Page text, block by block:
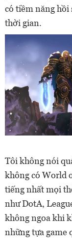
có tiềm năng
thời gian.
Tôi không nói
không có World
tiếng nhất mọi
như DotA,
không ngoa khi
những tựa game